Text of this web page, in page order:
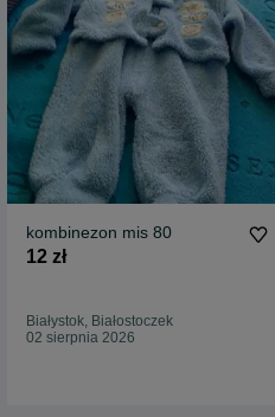
kombinezon mis 80
12 zł
Białystok, Białostoczek
02 sierpnia 2026